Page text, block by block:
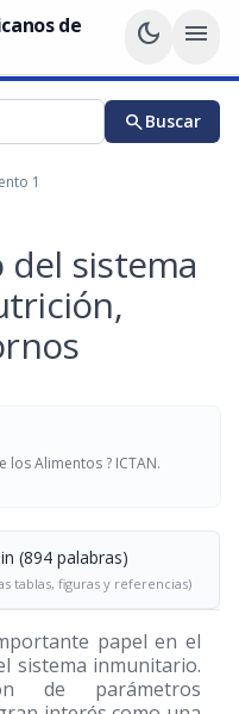
de
dark_mode menu
searchBuscar
1
sistema
los Alimentos ? ICTAN.
(894 palabras)
tablas, figuras y referencias)
papel en el
sistema inmunitario.
de parámetros